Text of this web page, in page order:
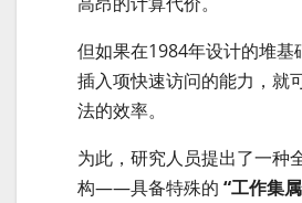
但如果在1984年设计的堆基
插入项快速访问的能力，就
法的效率。
为此，研究人员提出了一种
构——具备特殊的 “工作集